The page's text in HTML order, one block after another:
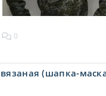
0
(шапка-